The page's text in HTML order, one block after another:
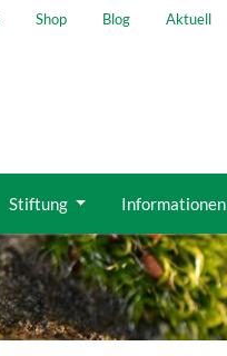
Shop Blog Aktuell
Stiftung Informationen